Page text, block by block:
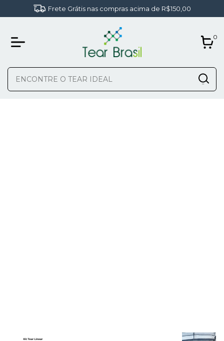
Frete Grátis nas compras acima de R$150,00
0